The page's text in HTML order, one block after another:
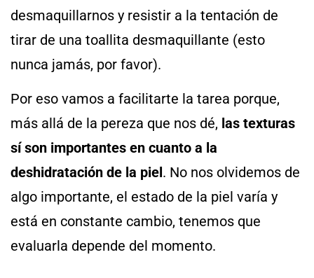
desmaquillarnos y resistir a la tentación de
tirar de una toallita desmaquillante (esto
nunca jamás, por favor).
Por eso vamos a facilitarte la tarea porque,
más allá de la pereza que nos dé, las texturas
sí son importantes en cuanto a la
deshidratación de la piel. No nos olvidemos de
algo importante, el estado de la piel varía y
está en constante cambio, tenemos que
evaluarla depende del momento.